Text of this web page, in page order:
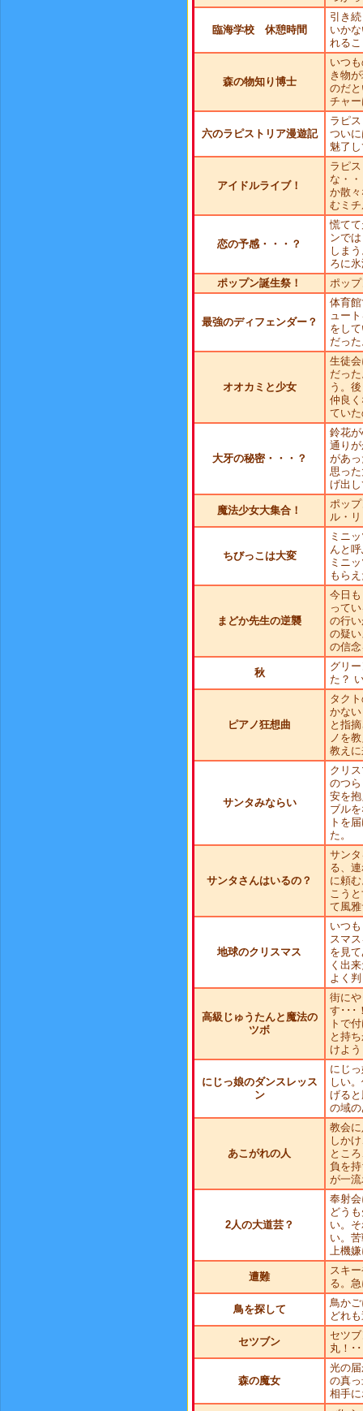
臨海学校 休憩時間
引き
いか
れる
森の物知り博士
いつ
き物
のだ
チャ
六のラピストリア漫遊記
ラピ
つい
魅了
アイドルライブ！
ラピ
な・
か散
むミ
恋の予感・・・？
慌て
ンで
しま
ろに
ポップン誕生祭！
ポッ
最強のディフェンダー？
体育
ュー
をし
だっ
オオカミと少女
生徒
だっ
う。
仲良
てい
大牙の秘密・・・？
鈴花
通り
があ
思っ
げ出
魔法少女大集合！
ポッ
ル・
ちびっこは大変
ミニ
んと
ミニ
もら
まどか先生の逆襲
今日
って
の行
の疑
の信
秋
グリ
た？
ピアノ狂想曲
タク
かな
と指
ノを
教え
サンタみならい
クリ
のつ
安を
ブル
トを
た。
サンタさんはいるの？
サン
る、
に頼
こう
て風
地球のクリスマス
いつ
スマ
を見
く出
よく
高級じゅうたんと魔法の
ツボ
街に
す･･･
トで
と持
けよ
にじっ娘のダンスレッス
ン
にじ
しい
げる
の域
あこがれの人
教会
しか
とこ
負を
が一
2人の大道芸？
奉射
どう
い。
い。
上機
遭難
スキ
る。
鳥を探して
鳥か
どれ
セツブン
セツ
丸！･
森の魔女
光の
の真
相手